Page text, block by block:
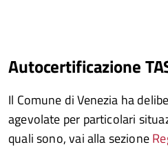
Autocertificazione
Il Comune di Venezia ha
agevolate per particolari
quali sono, vai alla sezione